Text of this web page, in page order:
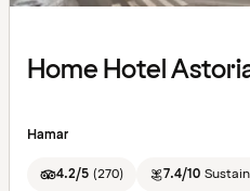
Home Hotel
Hamar
4.2/5 (270) 7.4/10